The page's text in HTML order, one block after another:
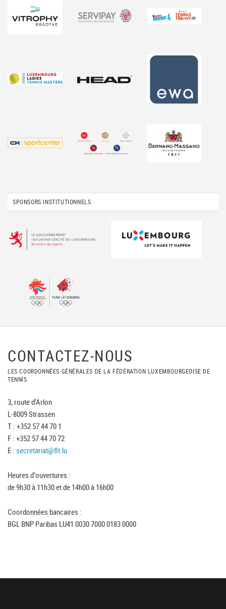
SPONSORS INSTITUTIONNELS
CONTACTEZ-NOUS
LES COORDONNÉES GÉNÉRALES DE LA FÉDÉRATION LUXEMBOURGEOISE DE
TENNIS
3, route d'Arlon
L-8009 Strassen
T : +352 57 44 70 1
F : +352 57 44 70 72
E : secretariat@flt.lu
Heures d'ouvertures :
de 9h30 à 11h30 et de 14h00 à 16h00
Coordonnées bancaires :
BGL BNP Paribas LU41 0030 7000 0183 0000